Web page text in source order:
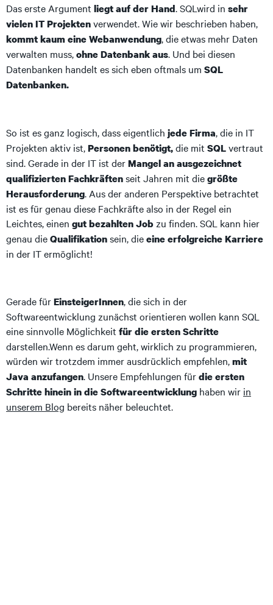
Das erste Argument liegt auf der Hand. SQLwird in sehr
vielen IT Projektenverwendet. Wie wir beschrieben haben,
kommt kaum eine Webanwendung, die etwas mehr Daten
verwalten muss,ohne Datenbank aus. Und bei diesen
Datenbanken handelt es sich eben oftmals um SQL
Datenbanken.
So ist es ganz logisch, dass eigentlich jede Firma, die in IT
Projekten aktiv ist,Personen benötigt,die mit SQLvertraut
sind. Gerade in der IT ist derMangel an ausgezeichnet
qualifizierten Fachkräftenseit Jahren mit diegrößte
Herausforderung. Aus der anderen Perspektive betrachtet
ist es für genau diese Fachkräfte also in der Regel ein
Leichtes, einen gut bezahlten Jobzu finden. SQL kann hier
genau dieQualifikationsein, dieeine erfolgreiche Karriere
in der IT ermöglicht!
Gerade fürEinsteigerInnen, die sich in der
Softwareentwicklung zunächst orientieren wollen kann SQL
eine sinnvolle Möglichkeit für die ersten Schritte
darstellen.Wenn es darum geht, wirklich zu programmieren,
würden wir trotzdem immer ausdrücklich empfehlen,mit
Java anzufangen. Unsere Empfehlungen fürdie ersten
Schritte hinein in die Softwareentwicklung haben wir in
unserem Blog bereits näher beleuchtet.